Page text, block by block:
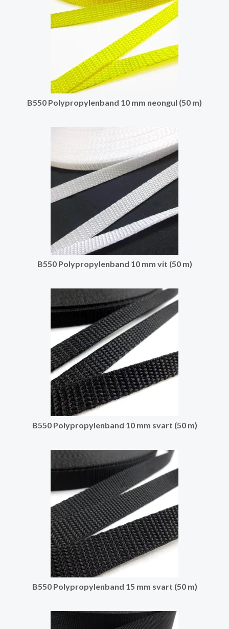
B550 Polypropylenband 10 mm neongul (50 m)
B550 Polypropylenband 10 mm vit (50 m)
B550 Polypropylenband 10 mm svart (50 m)
B550 Polypropylenband 15 mm svart (50 m)